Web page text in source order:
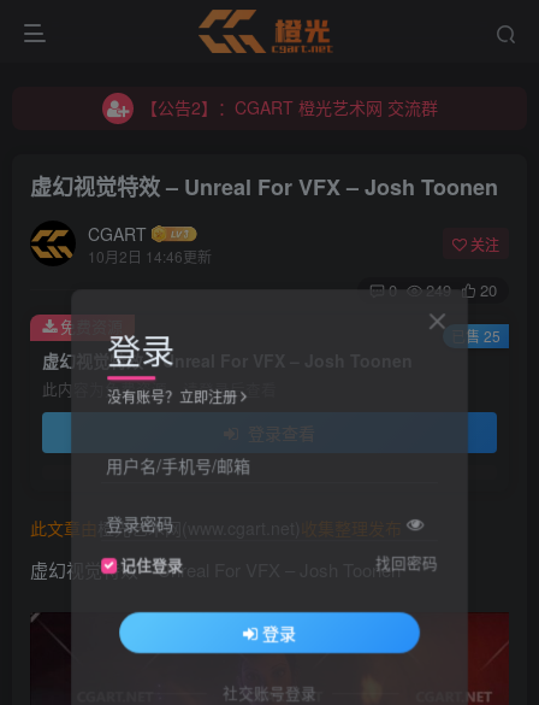
【公告2】：CGART 橙光艺术网 交流群
【公告2】：CGART 橙光艺术网 交流群
虚幻视觉特效 – Unreal For VFX – Josh Toonen
CGART
10月2日 14:46更新
关注
0 249 20
虚幻视觉特效 – Unreal For VFX – Josh Toonen
此内容为免费资源，请登录后查看
免费资源 已售 25
此文章由 橙光艺术网(www.cgart.net)
虚幻视觉特效 – Unreal For VFX – Josh Toonen
登录
没有账号？立即注册
用户名/手机号/邮箱
登录密码
记住登录 找回密码
登录
社交账号登录